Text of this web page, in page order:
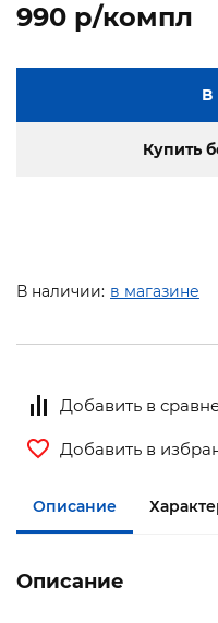
990 p/компл
В
Купить
В наличии: в магазине
Добавить в
Добавить в
Описание
Описание